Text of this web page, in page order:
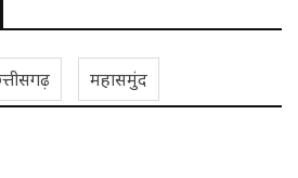
महासमुंद